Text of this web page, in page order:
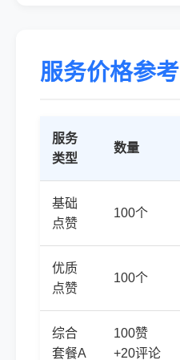
服务价格参考
服务
类型
数量
基础
点赞
100个
优质
点赞
100个
综合
套餐A
100赞
+20评论